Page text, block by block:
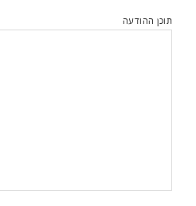
תוכן ההודעה